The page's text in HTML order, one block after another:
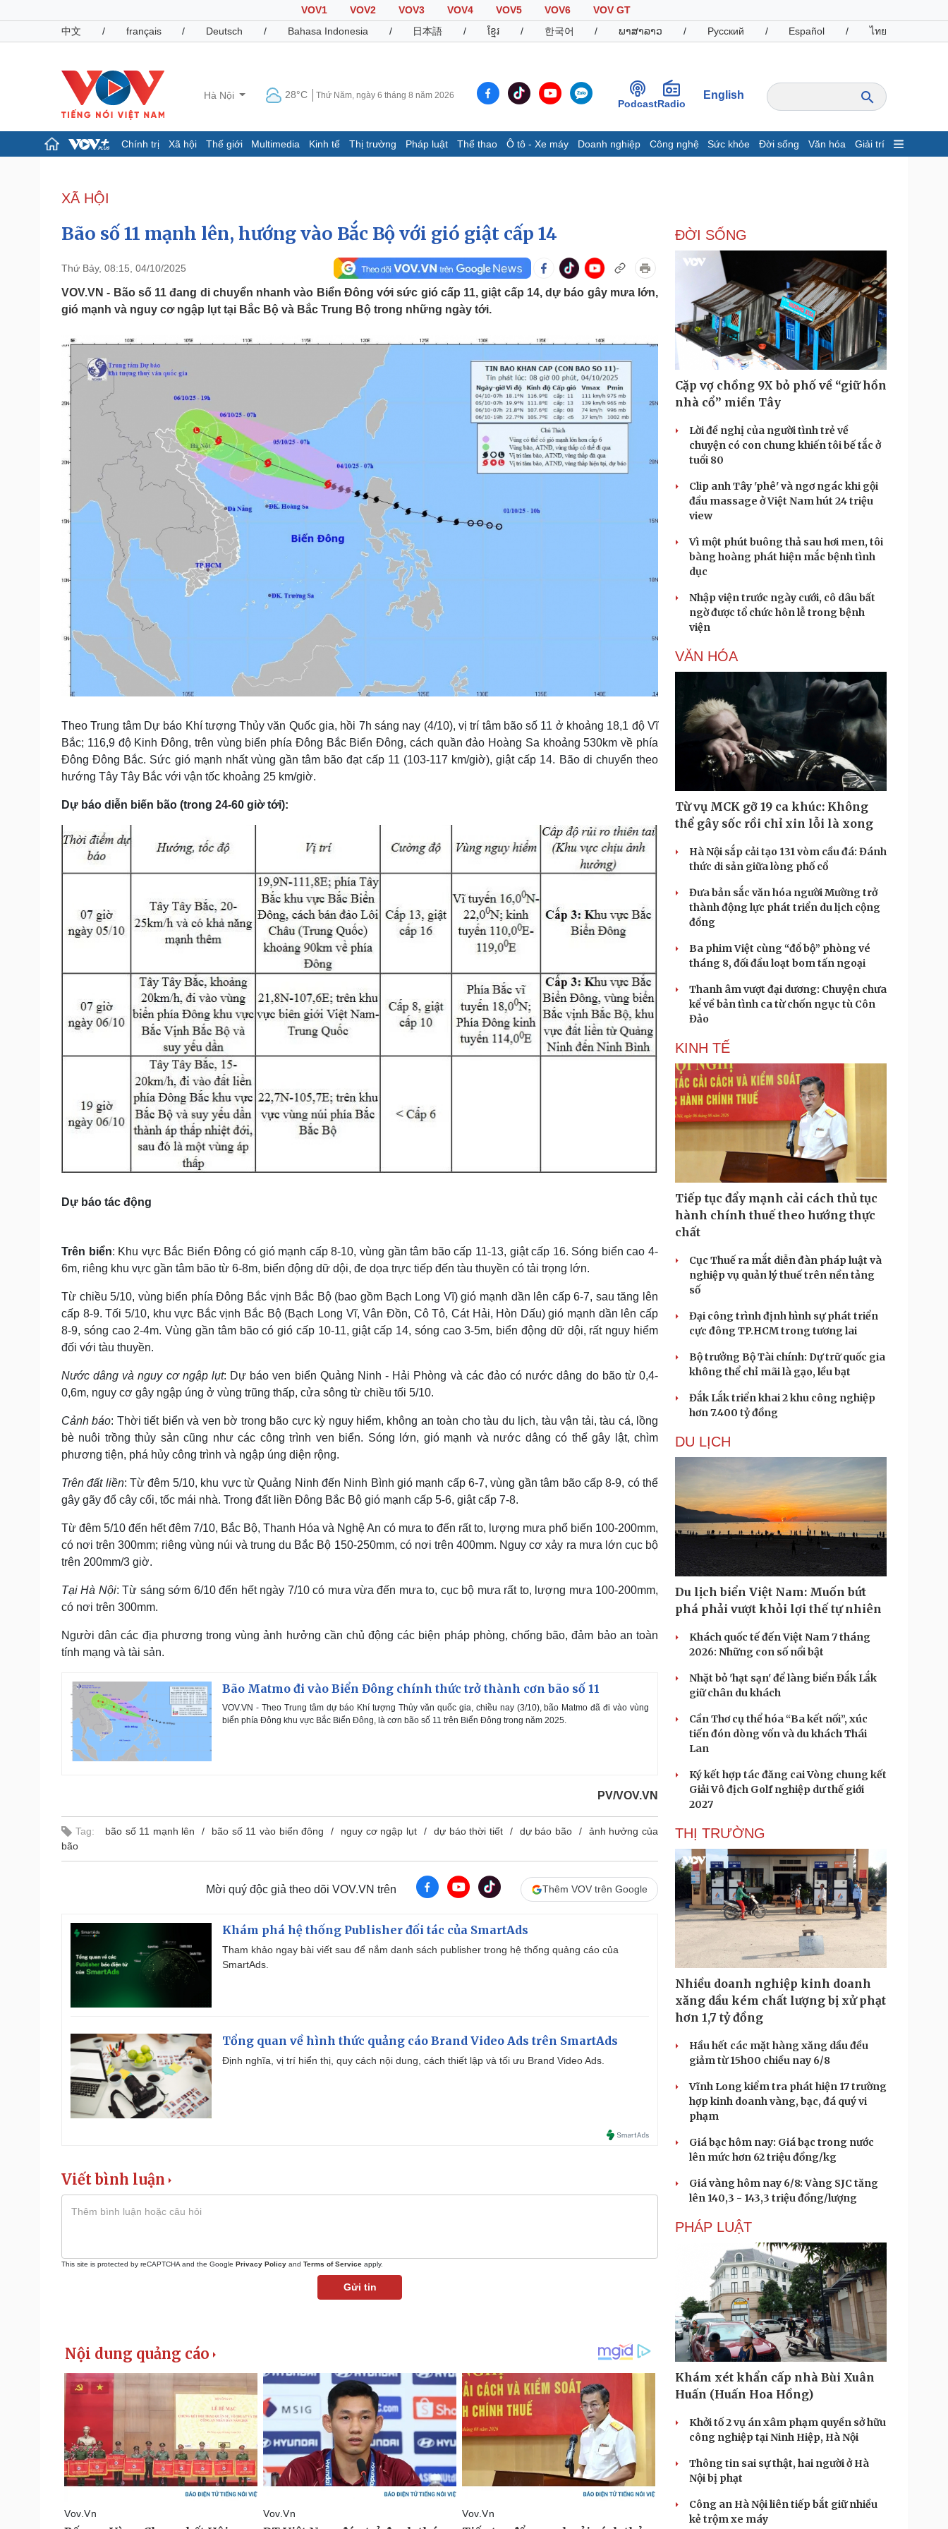
VOV1 VOV2 VOV3 VOV4 VOV5 VOV6
VOV GT
中文
/ français / Deutsch / Bahasa Indonesia / 日本語 / ខ្មែរ / 한국어 / ພາສາລາວ / Русский / Español / ไทย
Hà Nội 28°C Thứ Năm, ngày 6 tháng 8 năm 2026
PodcastRadio
English
Chính trị Xã hội Thế giới Multimedia Kinh tế Thị trường Pháp luật Thể thao Ô tô - Xe máy Doanh nghiệp Công nghệ Sức khỏe Đời sống Văn hóa Giải trí
Đảng
Tổ chức nhân sự
Nhận diện sự thật
Dấu ấn VOV
Hồ sơ
E-Magazine
Infographic
Giá cà phê
Pháp luật
Vụ án
Tư vấn luật
Quân sự - Quốc phòng
Vũ khí
Phân tích
Thể thao
Bóng đá
Thế giới thể thao
Hậu trường
Ô tô - Xe máy
Ô tô
Tư vấn
Doanh nghiệp
Thông tin doanh nghiệp
Doanh nghiệp 24h
Doanh nhân
Công nghệ
Sành điệu
Tin Công nghệ
Trải nghiệm
Chuyển đổi số
Sức khỏe
Dinh dưỡng - món ngon
Cây thuốc
Sản phụ khoa
Nam khoa
Làm đẹp - giảm cân
Phòng mạch online
Ăn sạch sống khỏe
Đời sống
Nhà đẹp
Blog
Tình yêu - Gia đình
Văn hóa
Sân khấu - Điện ảnh
Văn học
Âm nhạc
Giải trí
Nghệ sĩ
Thời trang
Sao Việt
Du lịch
Săn Tour
Podcast
Câu chuyện thời sự
Đọc truyện đêm khuya
Cửa sổ tình yêu
Cải chính
XÃ HỘI
Bão số 11 mạnh lên, hướng vào Bắc Bộ với gió giật cấp 14
Thứ Bảy, 08:15, 04/10/2025
VOV.VN - Bão số 11 đang di chuyển nhanh vào Biển Đông với sức gió cấp 11, giật cấp 14, dự báo gây mưa lớn,
gió mạnh và nguy cơ ngập lụt tại Bắc Bộ và Bắc Trung Bộ trong những ngày tới.
Theo Trung tâm Dự báo Khí tượng Thủy văn Quốc gia, hồi 7h sáng nay (4/10), vị trí tâm bão số 11 ở khoảng 18,1 độ Vĩ
Bắc; 116,9 độ Kinh Đông, trên vùng biển phía Đông Bắc Biển Đông, cách quần đảo Hoàng Sa khoảng 530km về phía
Đông Đông Bắc. Sức gió mạnh nhất vùng gần tâm bão đạt cấp 11 (103-117 km/giờ), giật cấp 14. Bão di chuyển theo
hướng Tây Tây Bắc với vận tốc khoảng 25 km/giờ.
Dự báo diễn biến bão (trong 24-60 giờ tới):
Dự báo tác động
Trên biển: Khu vực Bắc Biển Đông có gió mạnh cấp 8-10, vùng gần tâm bão cấp 11-13, giật cấp 16. Sóng biển cao 4-
6m, riêng khu vực gần tâm bão từ 6-8m, biển động dữ dội, đe dọa trực tiếp đến tàu thuyền có tải trọng lớn.
Từ chiều 5/10, vùng biển phía Đông Bắc vịnh Bắc Bộ (bao gồm Bạch Long Vĩ) gió mạnh dần lên cấp 6-7, sau tăng lên
cấp 8-9. Tối 5/10, khu vực Bắc vịnh Bắc Bộ (Bạch Long Vĩ, Vân Đồn, Cô Tô, Cát Hải, Hòn Dấu) gió mạnh dần lên cấp
8-9, sóng cao 2-4m. Vùng gần tâm bão có gió cấp 10-11, giật cấp 14, sóng cao 3-5m, biển động dữ dội, rất nguy hiểm
đối với tàu thuyền.
Nước dâng và nguy cơ ngập lụt: Dự báo ven biển Quảng Ninh - Hải Phòng và các đảo có nước dâng do bão từ 0,4-
0,6m, nguy cơ gây ngập úng ở vùng trũng thấp, cửa sông từ chiều tối 5/10.
Cảnh báo: Thời tiết biển và ven bờ trong bão cực kỳ nguy hiểm, không an toàn cho tàu du lịch, tàu vận tải, tàu cá, lồng
bè nuôi trồng thủy sản cũng như các công trình ven biển. Sóng lớn, gió mạnh và nước dâng có thể gây lật, chìm
phương tiện, phá hủy công trình và ngập úng diện rộng.
Trên đất liền: Từ đêm 5/10, khu vực từ Quảng Ninh đến Ninh Bình gió mạnh cấp 6-7, vùng gần tâm bão cấp 8-9, có thể
gây gãy đổ cây cối, tốc mái nhà. Trong đất liền Đông Bắc Bộ gió mạnh cấp 5-6, giật cấp 7-8.
Từ đêm 5/10 đến hết đêm 7/10, Bắc Bộ, Thanh Hóa và Nghệ An có mưa to đến rất to, lượng mưa phổ biến 100-200mm,
có nơi trên 300mm; riêng vùng núi và trung du Bắc Bộ 150-250mm, có nơi trên 400mm. Nguy cơ xảy ra mưa lớn cục bộ
trên 200mm/3 giờ.
Tại Hà Nội: Từ sáng sớm 6/10 đến hết ngày 7/10 có mưa vừa đến mưa to, cục bộ mưa rất to, lượng mưa 100-200mm,
có nơi trên 300mm.
Người dân các địa phương trong vùng ảnh hưởng cần chủ động các biện pháp phòng, chống bão, đảm bảo an toàn
tính mạng và tài sản.
Bão Matmo đi vào Biển Đông chính thức trở thành cơn bão số 11
VOV.VN - Theo Trung tâm dự báo Khí tượng Thủy văn quốc gia, chiều nay (3/10), bão Matmo đã đi vào vùng
biển phía Đông khu vực Bắc Biển Đông, là cơn bão số 11 trên Biển Đông trong năm 2025.
PV/VOV.VN
Tag: bão số 11 mạnh lên bão số 11 vào biển đông nguy cơ ngập lụt dự báo thời tiết dự báo bão
ảnh hưởng của
bão
Mời quý độc giả theo dõi VOV.VN trên Thêm VOV trên Google
Khám phá hệ thống Publisher đối tác của SmartAds
Tham khảo ngay bài viết sau để nắm danh sách publisher trong hệ thống quảng cáo của
SmartAds.
Tổng quan về hình thức quảng cáo Brand Video Ads trên SmartAds
Định nghĩa, vị trí hiển thị, quy cách nội dung, cách thiết lập và tối ưu Brand Video Ads.
Viết bình luận
This site is protected by reCAPTCHA and the Google Privacy Policy and Terms of Service apply.
Gửi tin
ĐỜI SỐNG
Cặp vợ chồng 9X bỏ phố về “giữ hồn
nhà cổ” miền Tây
Lời đề nghị của người tình trẻ về
chuyện có con chung khiến tôi bế tắc ở
tuổi 80
Clip anh Tây 'phê' và ngơ ngác khi gội
đầu massage ở Việt Nam hút 24 triệu
view
Vì một phút buông thả sau hơi men, tôi
bàng hoàng phát hiện mắc bệnh tình
dục
Nhập viện trước ngày cưới, cô dâu bất
ngờ được tổ chức hôn lễ trong bệnh
viện
VĂN HÓA
Từ vụ MCK gỡ 19 ca khúc: Không
thể gây sốc rồi chỉ xin lỗi là xong
Hà Nội sắp cải tạo 131 vòm cầu đá: Đánh
thức di sản giữa lòng phố cổ
Đưa bản sắc văn hóa người Mường trở
thành động lực phát triển du lịch cộng
đồng
Ba phim Việt cùng “đổ bộ” phòng vé
tháng 8, đối đầu loạt bom tấn ngoại
Thanh âm vượt đại dương: Chuyện chưa
kể về bản tình ca từ chốn ngục tù Côn
Đảo
KINH TẾ
Tiếp tục đẩy mạnh cải cách thủ tục
hành chính thuế theo hướng thực
chất
Cục Thuế ra mắt diễn đàn pháp luật và
nghiệp vụ quản lý thuế trên nền tảng
số
Đại công trình định hình sự phát triển
cực đông TP.HCM trong tương lai
Bộ trưởng Bộ Tài chính: Dự trữ quốc gia
không thể chỉ mãi là gạo, lều bạt
Đắk Lắk triển khai 2 khu công nghiệp
hơn 7.400 tỷ đồng
DU LỊCH
Du lịch biển Việt Nam: Muốn bứt
phá phải vượt khỏi lợi thế tự nhiên
Khách quốc tế đến Việt Nam 7 tháng
2026: Những con số nổi bật
Nhặt bỏ 'hạt sạn' để làng biển Đắk Lắk
giữ chân du khách
Cần Thơ cụ thể hóa “Ba kết nối”, xúc
tiến đón dòng vốn và du khách Thái
Lan
Ký kết hợp tác đăng cai Vòng chung kết
Giải Vô địch Golf nghiệp dư thế giới
2027
THỊ TRƯỜNG
Nhiều doanh nghiệp kinh doanh
xăng dầu kém chất lượng bị xử phạt
hơn 1,7 tỷ đồng
Hầu hết các mặt hàng xăng dầu đều
giảm từ 15h00 chiều nay 6/8
Vĩnh Long kiểm tra phát hiện 17 trường
hợp kinh doanh vàng, bạc, đá quý vi
phạm
Giá bạc hôm nay: Giá bạc trong nước
lên mức hơn 62 triệu đồng/kg
Giá vàng hôm nay 6/8: Vàng SJC tăng
lên 140,3 - 143,3 triệu đồng/lượng
PHÁP LUẬT
Khám xét khẩn cấp nhà Bùi Xuân
Huấn (Huấn Hoa Hồng)
Khởi tố 2 vụ án xâm phạm quyền sở hữu
công nghiệp tại Ninh Hiệp, Hà Nội
Thông tin sai sự thật, hai người ở Hà
Nội bị phạt
Công an Hà Nội liên tiếp bắt giữ nhiều
kẻ trộm xe máy